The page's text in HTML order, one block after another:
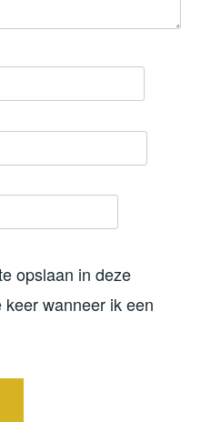
opslaan in deze
wanneer ik een